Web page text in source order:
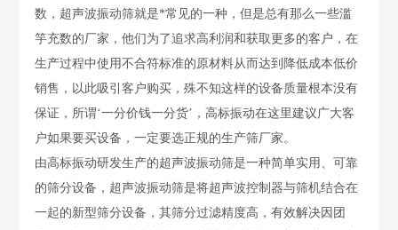
数，超声波振动筛就是*常见的一种，但是总有那么一些滥
竽充数的厂家，他们为了追求高利润和获取更多的客户，在
生产过程中使用不合符标准的原材料从而达到降低成本低价
销售，以此吸引客户购买，殊不知这样的设备质量根本没有
保证，所谓‘一分价钱一分货’，高标振动在这里建议广大客
户如果要买设备，一定要选正规的生产筛厂家。
由高标振动研发生产的超声波振动筛是一种简单实用、可靠
的筛分设备，超声波振动筛是将超声波控制器与筛机结合在
一起的新型筛分设备，其筛分过滤精度高，有效解决因团